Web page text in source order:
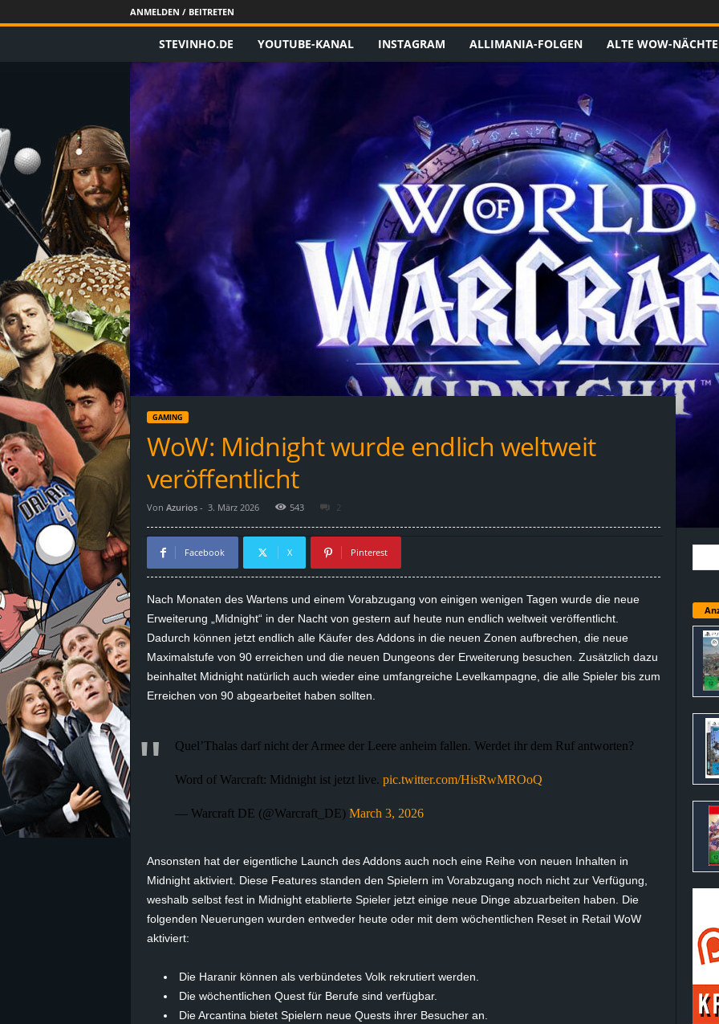
ANMELDEN / BEITRETEN
e
d
e
i
n
s
g
z
c
n
STEVINHO.DE YOUTUBE-KANAL INSTAGRAM ALLIMANIA-FOLGEN ALTE WOW-NÄCHTE
GAMING
WoW: Midnight wurde endlich weltweit
veröffentlicht
Von Azurios- 3. März 2026 543 2
Facebook X Pinterest
Nach Monaten des Wartens und einem Vorabzugang von einigen wenigen Tagen wurde die neue
Erweiterung „Midnight“ in der Nacht von gestern auf heute nun endlich weltweit veröffentlicht.
Dadurch können jetzt endlich alle Käufer des Addons in die neuen Zonen aufbrechen, die neue
Maximalstufe von 90 erreichen und die neuen Dungeons der Erweiterung besuchen. Zusätzlich dazu
beinhaltet Midnight natürlich auch wieder eine umfangreiche Levelkampagne, die alle Spieler bis zum
Erreichen von 90 abgearbeitet haben sollten.
Quel’Thalas darf nicht der Armee der Leere anheim fallen. Werdet ihr dem Ruf antworten?
Word of Warcraft: Midnight ist jetzt live. pic.twitter.com/HisRwMROoQ
— Warcraft DE (@Warcraft_DE) March 3, 2026
Ansonsten hat der eigentliche Launch des Addons auch noch eine Reihe von neuen Inhalten in
Midnight aktiviert. Diese Features standen den Spielern im Vorabzugang noch nicht zur Verfügung,
weshalb selbst fest in Midnight etablierte Spieler jetzt einige neue Dinge abzuarbeiten haben. Die
folgenden Neuerungen wurden entweder heute oder mit dem wöchentlichen Reset in Retail WoW
aktiviert:
Die Haranir können als verbündetes Volk rekrutiert werden.
Die wöchentlichen Quest für Berufe sind verfügbar.
Die Arcantina bietet Spielern neue Quests ihrer Besucher an.